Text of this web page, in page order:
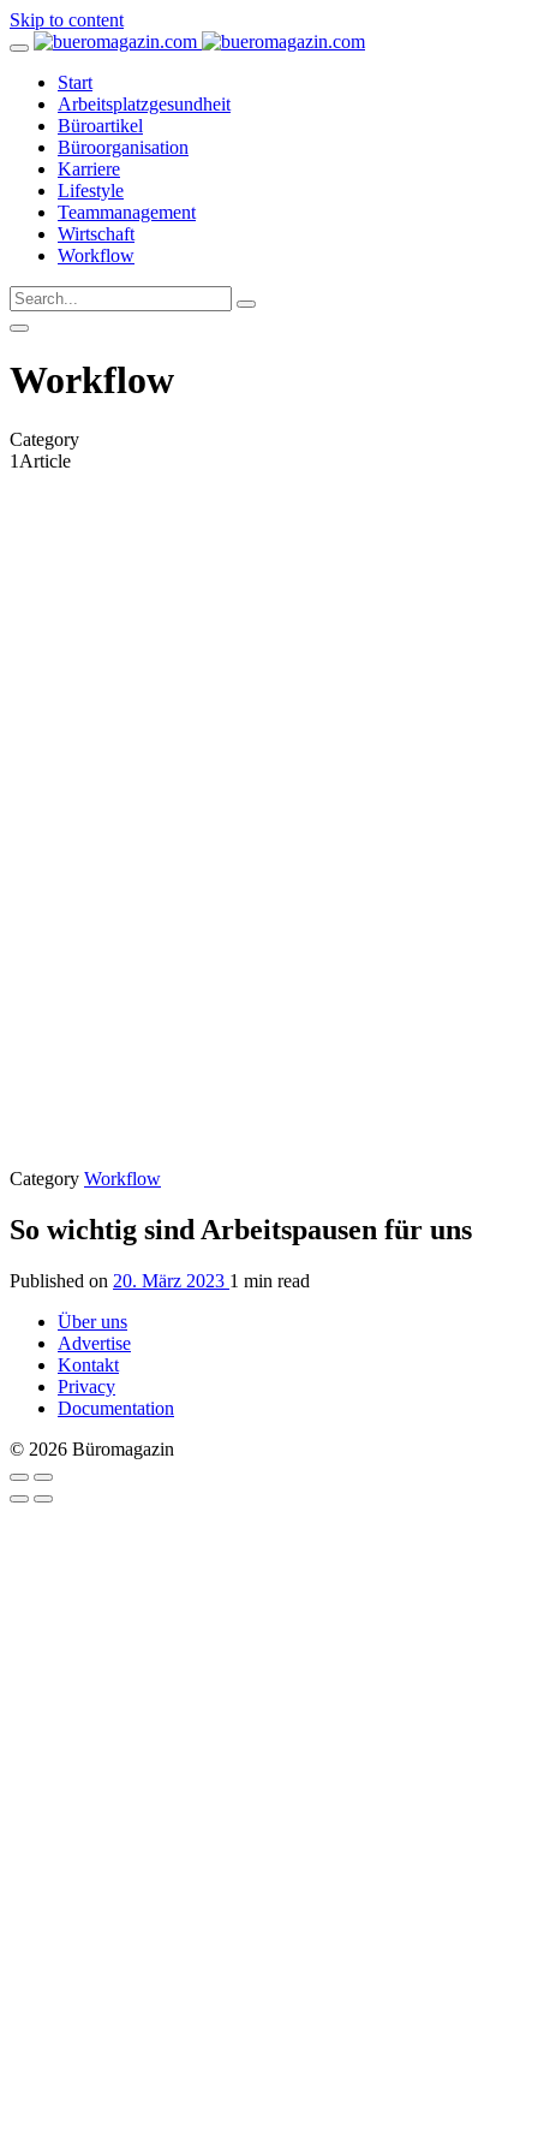
Skip to content
Start
Arbeitsplatzgesundheit
Büroartikel
Büroorganisation
Karriere
Lifestyle
Teammanagement
Wirtschaft
Workflow
Workflow
Category
1 Article
Category Workflow
So wichtig sind Arbeitspausen für uns
Published on 20. März 2023 1 min read
Über uns
Advertise
Kontakt
Privacy
Documentation
© 2026 Büromagazin